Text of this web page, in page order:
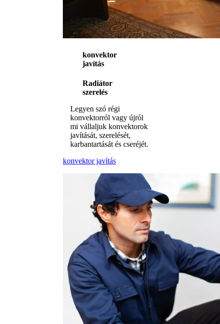
konvektor
javítás
Radiátor
szerelés
Legyen szó régi
konvektorról vagy újról
mi vállaljuk konvektorok
javítását, szerelését,
karbantartását és cseréjét.
konvektor javítás